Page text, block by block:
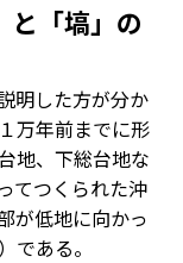
と「塙」の
明した方が分か
万年前までに形
地、下総台地な
てつくられた沖
が低地に向かっ
である。